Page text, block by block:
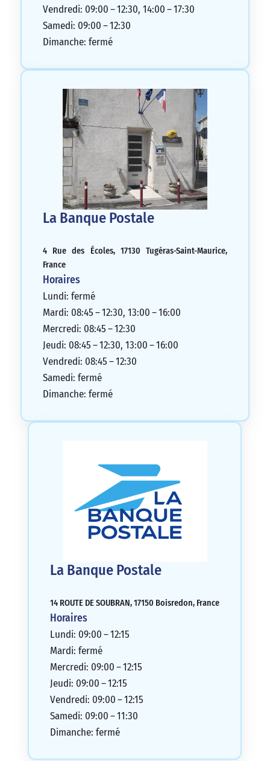
Vendredi: 09:00 – 12:30, 14:00 – 17:30
Samedi: 09:00 – 12:30
Dimanche: fermé
La Banque Postale
4 Rue des Écoles, 17130 Tugéras-Saint-Maurice,
France
Horaires
Lundi: fermé
Mardi: 08:45 – 12:30, 13:00 – 16:00
Mercredi: 08:45 – 12:30
Jeudi: 08:45 – 12:30, 13:00 – 16:00
Vendredi: 08:45 – 12:30
Samedi: fermé
Dimanche: fermé
La Banque Postale
14 ROUTE DE SOUBRAN, 17150 Boisredon, France
Horaires
Lundi: 09:00 – 12:15
Mardi: fermé
Mercredi: 09:00 – 12:15
Jeudi: 09:00 – 12:15
Vendredi: 09:00 – 12:15
Samedi: 09:00 – 11:30
Dimanche: fermé